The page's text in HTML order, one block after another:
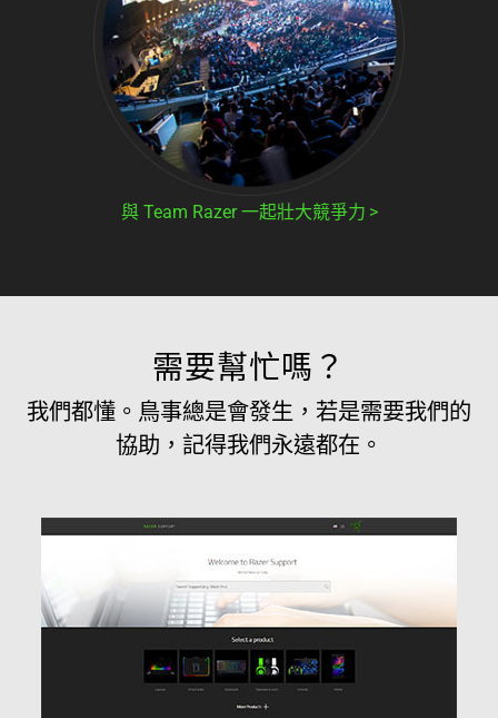
與 Team Razer 一起壯大競爭力
需要幫忙嗎？
我們都懂。鳥事總是會發生，若是需要我們的
協助，記得我們永遠都在。